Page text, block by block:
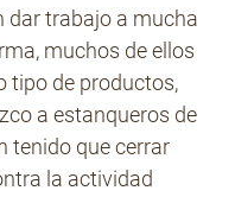
dar trabajo a mucha
muchos de ellos
tipo de productos,
a estanqueros de
tenido que cerrar
la actividad